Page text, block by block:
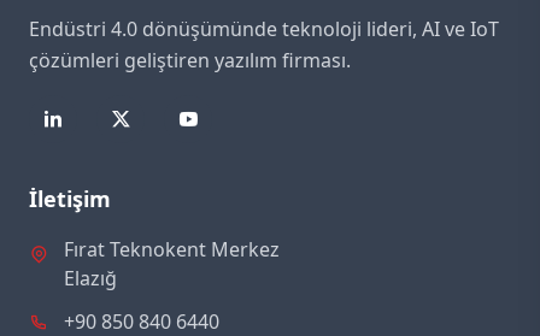
Endüstri 4.0 dönüşümünde teknoloji lideri, AI ve IoT
çözümleri geliştiren yazılım firması.
İletişim
Fırat Teknokent Merkez
Elazığ
+90 850 840 6440